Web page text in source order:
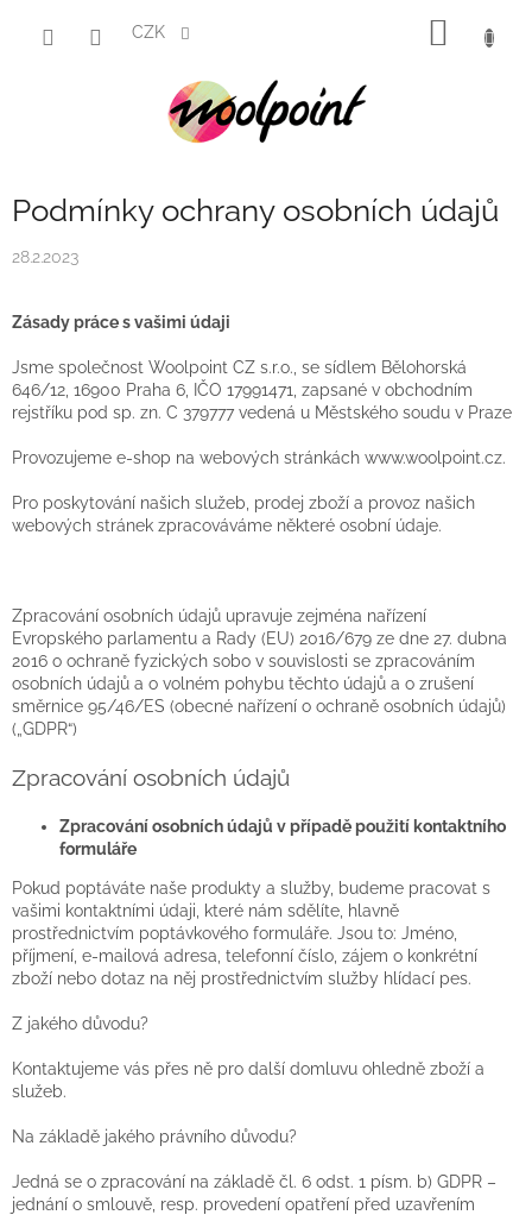
CZK
Podmínky ochrany osobních údajů
28.2.2023
Zásady práce s vašimi údaji
Jsme společnost Woolpoint CZ s.r.o., se sídlem Bělohorská
646/12, 16900 Praha 6, IČO 17991471, zapsané v obchodním
rejstříku pod sp. zn. C 379777 vedená u Městského soudu v Praze
Provozujeme e-shop na webových stránkách www.woolpoint.cz.
Pro poskytování našich služeb, prodej zboží a provoz našich
webových stránek zpracováváme některé osobní údaje.
Zpracování osobních údajů upravuje zejména nařízení
Evropského parlamentu a Rady (EU) 2016/679 ze dne 27. dubna
2016 o ochraně fyzických sobo v souvislosti se zpracováním
osobních údajů a o volném pohybu těchto údajů a o zrušení
směrnice 95/46/ES (obecné nařízení o ochraně osobních údajů)
(„GDPR“)
Zpracování osobních údajů
Zpracování osobních údajů v případě použití kontaktního
formuláře
Pokud poptáváte naše produkty a služby, budeme pracovat s
vašimi kontaktními údaji, které nám sdělíte, hlavně
prostřednictvím poptávkového formuláře. Jsou to: Jméno,
příjmení, e-mailová adresa, telefonní číslo, zájem o konkrétní
zboží nebo dotaz na něj prostřednictvím služby hlídací pes.
Z jakého důvodu?
Kontaktujeme vás přes ně pro další domluvu ohledně zboží a
služeb.
Na základě jakého právního důvodu?
Jedná se o zpracování na základě čl. 6 odst. 1 písm. b) GDPR –
jednání o smlouvě, resp. provedení opatření před uzavřením